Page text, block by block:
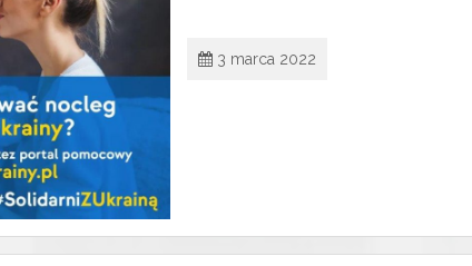
3 marca 2022